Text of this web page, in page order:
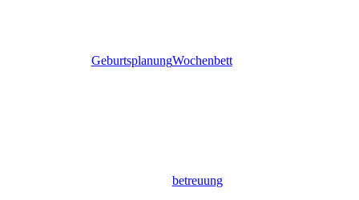
GeburtsplanungWochenbett
betreuung